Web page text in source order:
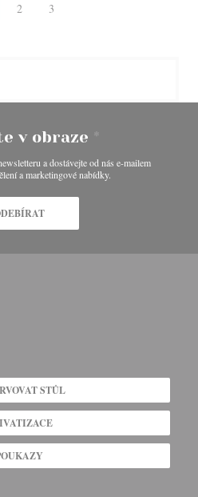
2 3
v obraze *
a dostávejte od nás e-mailem
a marketingové nabídky.
okně))
STŮL